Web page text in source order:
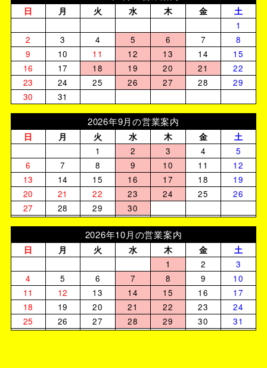
日 月 火 水 木 金
土
1
2
3 4 5 6 7
8
9
10 11 12 13 14
15
16
17 18 19 20 21
22
23
24 25 26 27 28
29
30
31
2026年9月の営業案内
日 月 火 水 木 金
土
1
2 3 4
5
6
7 8 9 10 11
12
13
14 15 16 17 18
19
20
21 22 23 24 25
26
27
28 29 30
2026年10月の営業案内
日 月 火 水 木 金
土
1
2
3
4
5 6 7 8 9
10
11
12 13 14 15 16
17
18
19 20 21 22 23
24
25
26 27 28 29 30 31